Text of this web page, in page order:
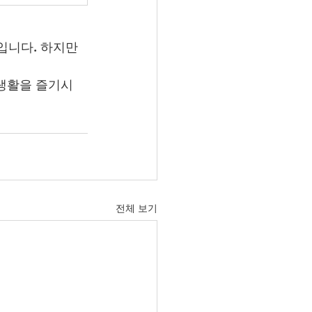
니다. 하지만
활을 즐기시
전체 보기